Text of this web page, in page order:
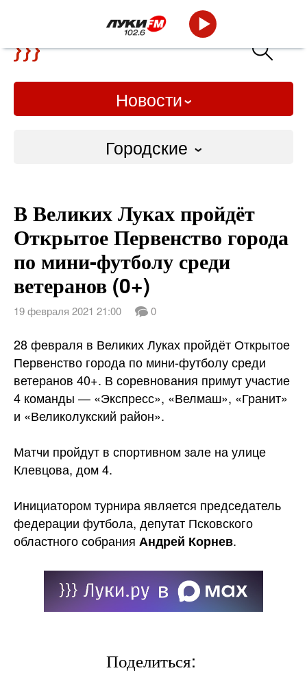
Новости
Городские
Слово Дело
Народные
ВТРК
В Великих Луках пройдёт
Открытое Первенство города
по мини-футболу среди
ветеранов (0+)
19 февраля 2021 21:00 0
28 февраля в Великих Луках пройдёт Открытое
Первенство города по мини-футболу среди
ветеранов 40+. В соревнования примут участие
4 команды — «Экспресс», «Велмаш», «Гранит»
и «Великолукский район».
Матчи пройдут в спортивном зале наулице
Клевцова, дом 4.
Инициатором турнира является председатель
федерации футбола, депутат Псковского
областного собрания Андрей Корнев.
Поделиться: